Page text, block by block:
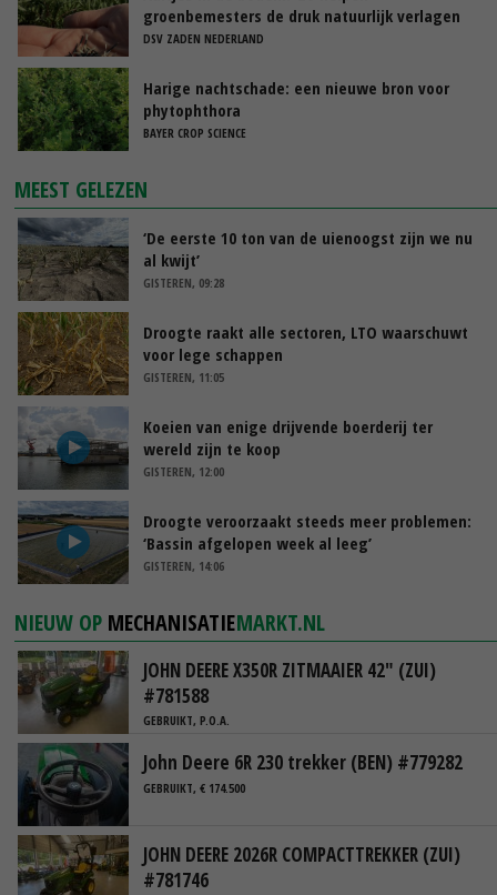
groenbemesters de druk natuurlijk verlagen
DSV ZADEN NEDERLAND
Harige nachtschade: een nieuwe bron voor
phytophthora
BAYER CROP SCIENCE
MEEST GELEZEN
‘De eerste 10 ton van de uienoogst zijn we nu
al kwijt’
GISTEREN, 09:28
Droogte raakt alle sectoren, LTO waarschuwt
voor lege schappen
GISTEREN, 11:05
Koeien van enige drijvende boerderij ter
wereld zijn te koop
GISTEREN, 12:00
Droogte veroorzaakt steeds meer problemen:
‘Bassin afgelopen week al leeg’
GISTEREN, 14:06
NIEUW OP MECHANISATIEMARKT.NL
JOHN DEERE X350R ZITMAAIER 42" (ZUI)
#781588
GEBRUIKT, P.O.A.
John Deere 6R 230 trekker (BEN) #779282
GEBRUIKT, € 174.500
JOHN DEERE 2026R COMPACTTREKKER (ZUI)
#781746